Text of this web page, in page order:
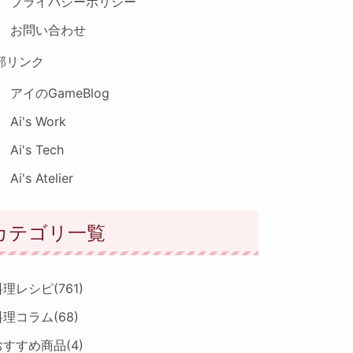
お問い合わせ
リンク
アイのGameBlog
Ai's Work
Ai's Tech
Ai's Atelier
テゴリ一覧
理レシピ(761)
理コラム(68)
すすめ商品(4)